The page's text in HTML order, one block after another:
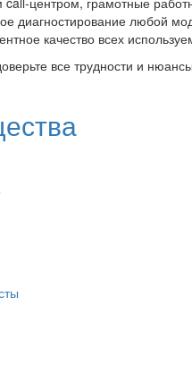
диагностирование любой
качество всех
все трудности и